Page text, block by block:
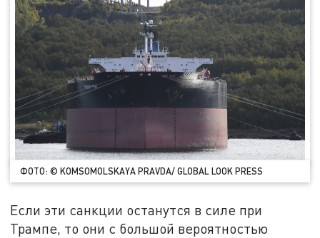
ФОТО: © KOMSOMOLSKAYA PRAVDA/ GLOBAL LOOK PRESS
Если эти санкции останутся в силе при
Трампе, то они с большой вероятностью